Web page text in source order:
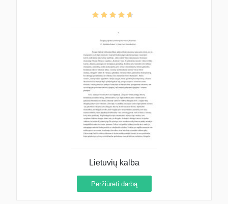
Lietuvių kalba
Peržiūrėti darbą